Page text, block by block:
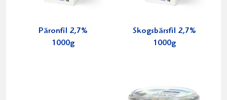
Päronfil 2,7%
1000g
Skogsbärsfil 2,7%
1000g